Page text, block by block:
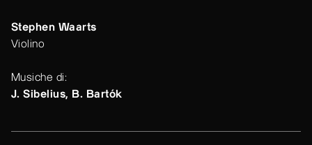
Stephen Waarts
Violino
Musiche di:
J. Sibelius, B. Bartók